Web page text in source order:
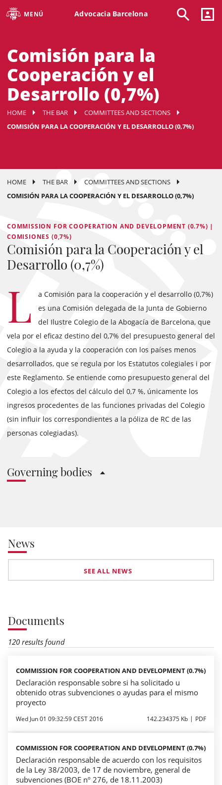
MENÚ Advocacia Barcelona
Comisión para la
Cooperación y el
Desarrollo (0,7%)
HOME THE BAR
COMMITTEES AND SECTIONS
COMISIÓN PARA LA COOPERACIÓN Y EL DESARROLLO (0,7%)
HOME THE BAR
COMMITTEES AND SECTIONS
COMISIÓN PARA LA COOPERACIÓN Y EL DESARROLLO (0,7%)
COMMISSION FOR COOPERATION AND DEVELOPMENT (0.7%) |
COMISIONES (0,7%)
Comisión para la Cooperación y el
Desarrollo (0,7%)
L
a Comisión para la cooperación y el desarrollo (0,7%)
es una Comisión delegada de la Junta de Gobierno
del Ilustre Colegio de la Abogacía de Barcelona, que
vela por el eficaz destino del 0,7% del presupuesto general del
Colegio a la ayuda y la cooperación con los países menos
desarrollados, que se regula por los Estatutos colegiales i por
este Reglamento. Se entiende como presupuesto general del
Colegio a los efectos del cálculo del 0,7 %, únicamente los
ingresos procedentes de las funciones privadas del Colegio
(sin influir los correspondientes a la póliza de RC de las
personas colegiadas).
Governing bodies
News
SEE ALL NEWS
Documents
120 results found
COMMISSION FOR COOPERATION AND DEVELOPMENT (0.7%)
Declaración responsable sobre si ha solicitado u
obtenido otras subvenciones o ayudas para el mismo
proyecto
Wed Jun 01 09:32:59 CEST 2016 142.234375 Kb PDF
COMMISSION FOR COOPERATION AND DEVELOPMENT (0.7%)
Declaración responsable de acuerdo con los requisitos
de la Ley 38/2003, de 17 de noviembre, general de
subvenciones (BOE nº 276, de 18.11.2003)